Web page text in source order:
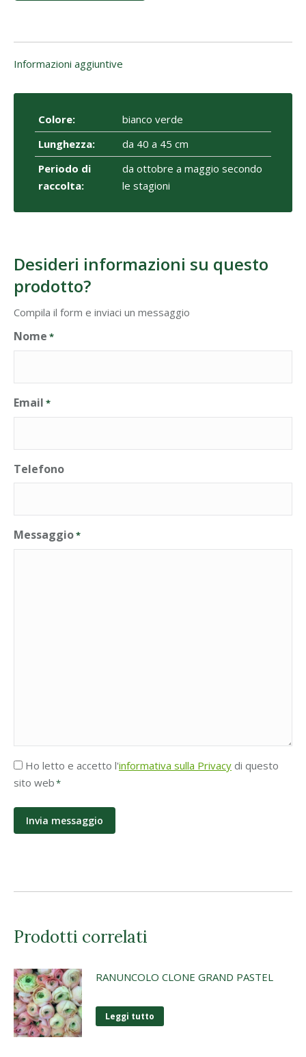
Informazioni aggiuntive
Colore:
bianco verde
Lunghezza:
da 40 a 45 cm
Periodo di
raccolta:
da ottobre a maggio secondo
le stagioni
Desideri informazioni su questo
prodotto?
Compila il form e inviaci un messaggio
Nome *
Email *
Telefono
Messaggio*
Accettazione
Privacy
Ho letto e accetto l'informativa sulla Privacy di questo
sito web*
Prodotti correlati
RANUNCOLO CLONE GRAND PASTEL
Leggi tutto